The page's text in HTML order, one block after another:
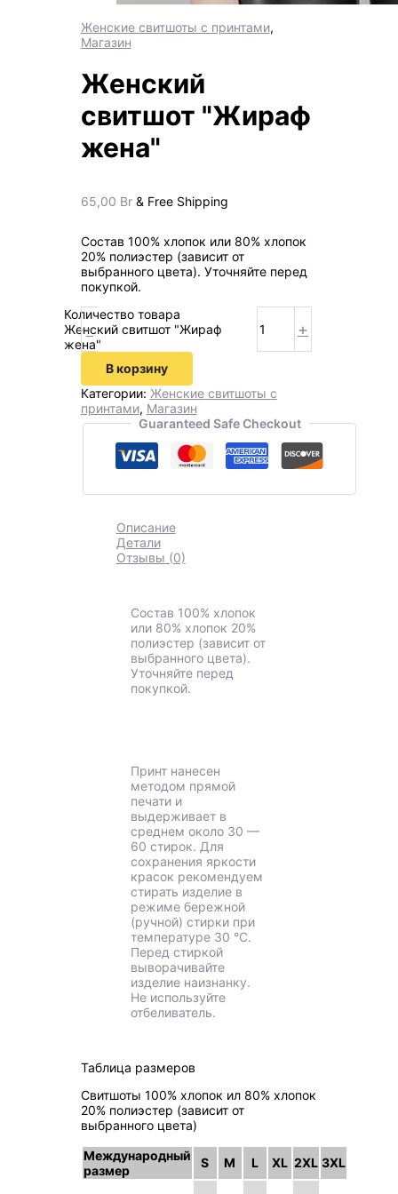
Женские свитшоты с принтами,
Магазин
Женский
свитшот "Жираф
жена"
65,00 Br & Free Shipping
Состав 100% хлопок или 80% хлопок
20% полиэстер (зависит от
выбранного цвета). Уточняйте перед
покупкой.
-
Количество товара
Женский свитшот "Жираф
жена"
+
В корзину
Категории: Женские свитшоты с
принтами, Магазин
Guaranteed Safe Checkout
Описание
Детали
Отзывы (0)
Состав 100% хлопок
или 80% хлопок 20%
полиэстер (зависит от
выбранного цвета).
Уточняйте перед
покупкой.
Принт нанесен
методом прямой
печати и
выдерживает в
среднем около 30 —
60 стирок. Для
сохранения яркости
красок рекомендуем
стирать изделие в
режиме бережной
(ручной) стирки при
температуре 30 °C.
Перед стиркой
выворачивайте
изделие наизнанку.
Не используйте
отбеливатель.
Таблица размеров
Свитшоты 100% хлопок ил 80% хлопок
20% полиэстер (зависит от
выбранного цвета)
Международный
размер
S M L XL 2XL 3XL